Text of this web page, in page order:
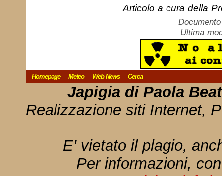
Articolo a cura della
Ultima
Homepage Meteo Web News Cerca
Japigia di Paola
Realizzazione siti Internet,
E' vietato il plagio,
Per informazioni,